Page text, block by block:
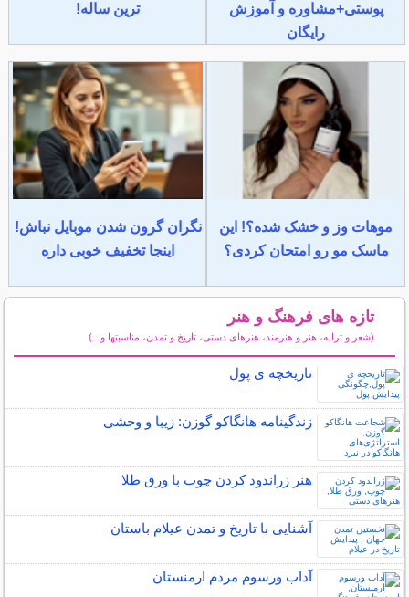
پوستی+مشاوره و آموزش
رایگان
ترین ساله!
موهات وز و خشک شده؟! این
ماسک مو رو امتحان کردی؟
نگران گرون شدن موبایل نباش!
اینجا تخفیف خوبی داره
تازه های فرهنگ و هنر
(شعر و ترانه، هنر و هنرمند، هنرهای دستی، تاریخ و تمدن، مناسبتها و...)
تاریخچه ی پول
زندگینامه هانگاکو گوزن: زیبا و وحشی
هنر زراندود كردن چوب با ورق طلا
آشنایی با تاریخ و تمدن عیلام باستان
آداب ورسوم مردم ارمنستان